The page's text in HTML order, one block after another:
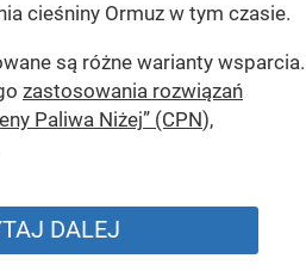
cieśniny Ormuz w tym czasie.
są różne warianty wsparcia.
zastosowania rozwiązań
Paliwa Niżej” (CPN),
DALEJ